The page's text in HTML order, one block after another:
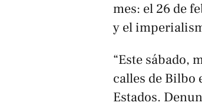
mes: el 26 de
y el
“Este sábado,
calles de Bilbo
Estados.